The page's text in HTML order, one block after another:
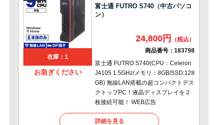
在庫：1
お急ぎください
富士通 FUTRO S740（中古パソコ
ン）
24,800円
商品番号： 183798
富士通 FUTRO S740(CPU：Celeron
J4105 1.5GHz/メモリ：8GB/SSD:128
GB) 無線LAN搭載の超コンパクトデス
クトップPC！液晶ディスプレイを２
枚接続可能！ WEB広告
詳細を見る